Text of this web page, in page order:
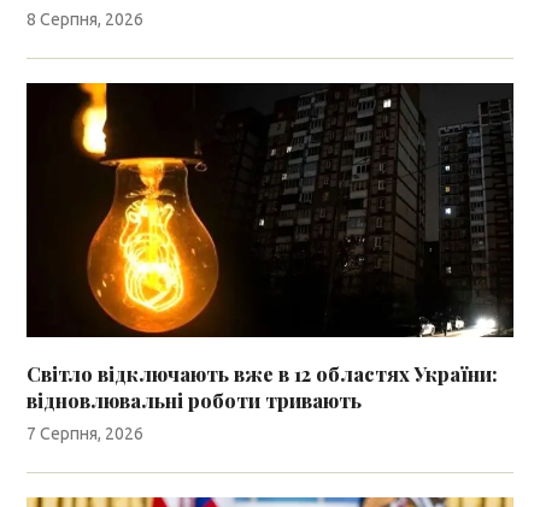
8 Серпня, 2026
Світло відключають вже в 12 областях України:
відновлювальні роботи тривають
7 Серпня, 2026